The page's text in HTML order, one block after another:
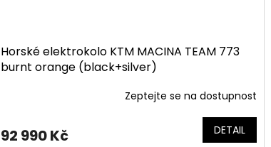
Horské elektrokolo KTM MACINA TEAM 773
burnt orange (black+silver)
Zeptejte se na dostupnost
92 990 Kč DETAIL